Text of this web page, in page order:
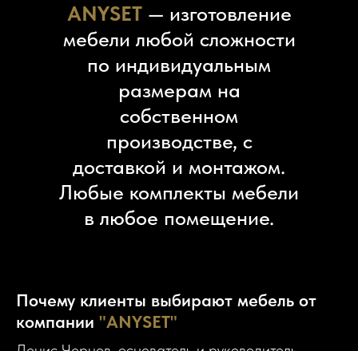
АNYSET — изготовление
мебели любой сложности
по индивидуальным
размерам на
собственном
производстве, с
доставкой и монтажом.
Любые комплекты мебели
в любое помещение.
Почему клиенты выбирают мебель от
компании "ANYSET"